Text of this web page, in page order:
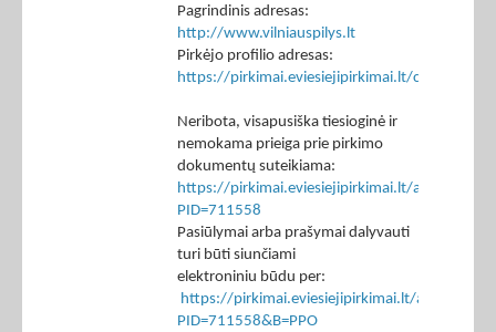
Pagrindinis adresas:
http://www.vilniauspilys.lt
Pirkėjo profilio adresas:
https://pirkimai.eviesiejipirkimai.lt/ctm/
Neribota, visapusiška tiesioginė ir
nemokama prieiga prie pirkimo
dokumentų suteikiama:
https://pirkimai.eviesiejipirkimai.lt/app/rfq/
PID=711558
Pasiūlymai arba prašymai dalyvauti
turi būti siunčiami
elektroniniu būdu per:
https://pirkimai.eviesiejipirkimai.lt/app/rfq/
PID=711558&B=PPO